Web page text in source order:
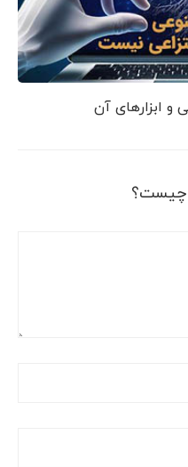
و ابزارهای آن
چیست؟